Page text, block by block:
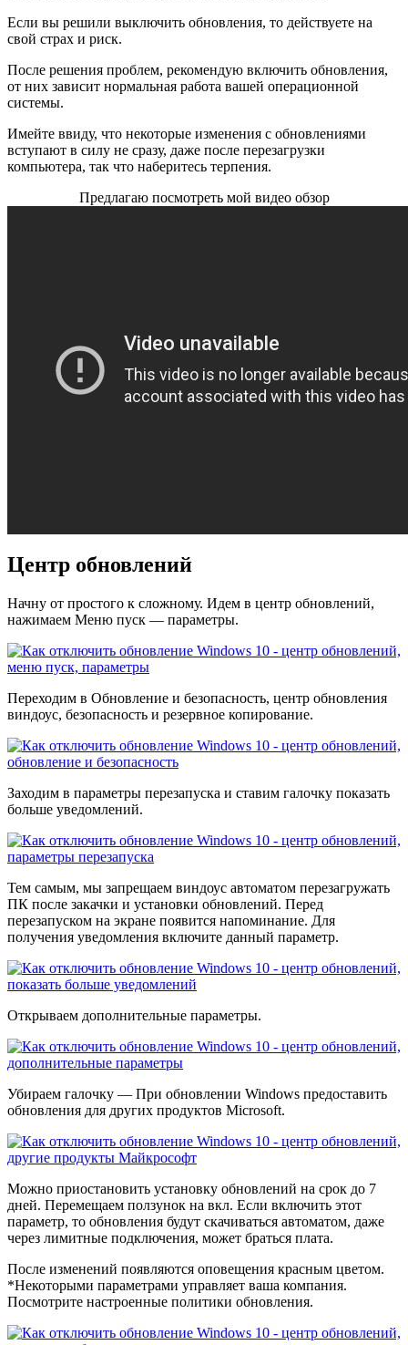
Если вы решили выключить обновления, то действуете на
свой страх и риск.
После решения проблем, рекомендую включить обновления,
от них зависит нормальная работа вашей операционной
системы.
Имейте ввиду, что некоторые изменения с обновлениями
вступают в силу не сразу, даже после перезагрузки
компьютера, так что наберитесь терпения.
Предлагаю посмотреть мой видео обзор
Центр обновлений
Начну от простого к сложному. Идем в центр обновлений,
нажимаем Меню пуск — параметры.
Переходим в Обновление и безопасность, центр обновления
виндоус, безопасность и резервное копирование.
Заходим в параметры перезапуска и ставим галочку показать
больше уведомлений.
Тем самым, мы запрещаем виндоус автоматом перезагружать
ПК после закачки и установки обновлений. Перед
перезапуском на экране появится напоминание. Для
получения уведомления включите данный параметр.
Открываем дополнительные параметры.
Убираем галочку — При обновлении Windows предоставить
обновления для других продуктов Microsoft.
Можно приостановить установку обновлений на срок до 7
дней. Перемещаем ползунок на вкл. Если включить этот
параметр, то обновления будут скачиваться автоматом, даже
через лимитные подключения, может браться плата.
После изменений появляются оповещения красным цветом.
*Некоторыми параметрами управляет ваша компания.
Посмотрите настроенные политики обновления.